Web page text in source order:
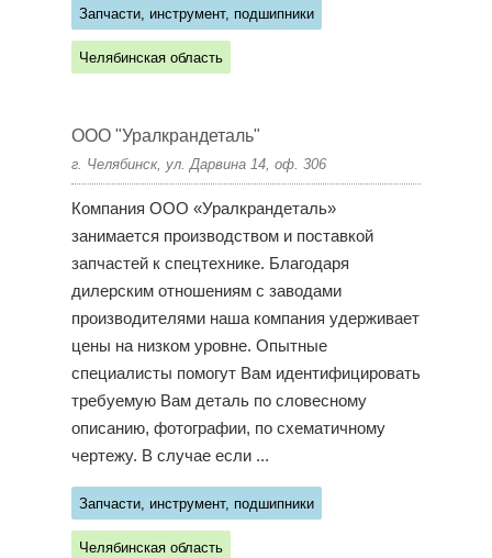
Запчасти, инструмент, подшипники
Челябинская область
ООО "Уралкрандеталь"
г. Челябинск, ул. Дарвина 14, оф. 306
Компания ООО «Уралкрандеталь»
занимается производством и поставкой
запчастей к спецтехнике. Благодаря
дилерским отношениям с заводами
производителями наша компания удерживает
цены на низком уровне. Опытные
специалисты помогут Вам идентифицировать
требуемую Вам деталь по словесному
описанию, фотографии, по схематичному
чертежу. В случае если ...
Запчасти, инструмент, подшипники
Челябинская область